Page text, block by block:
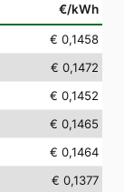
€/kWh
€ 0,1458
€ 0,1472
€ 0,1452
€ 0,1465
€ 0,1464
€ 0,1377